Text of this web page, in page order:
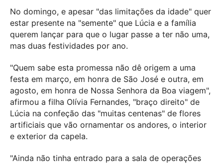
No domingo, e apesar "das limitações da idade" quer
estar presente na "semente" que Lúcia e a família
querem lançar para que o lugar passe a ter não uma,
mas duas festividades por ano.
"Quem sabe esta promessa não dê origem a uma
festa em março, em honra de São José e outra, em
agosto, em honra de Nossa Senhora da Boa viagem",
afirmou a filha Olívia Fernandes, "braço direito" de
Lúcia na confeção das "muitas centenas" de flores
artificiais que vão ornamentar os andores, o interior
e exterior da capela.
"Ainda não tinha entrado para a sala de operações